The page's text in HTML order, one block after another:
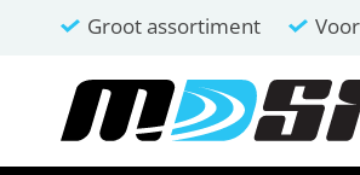
Groot assortiment